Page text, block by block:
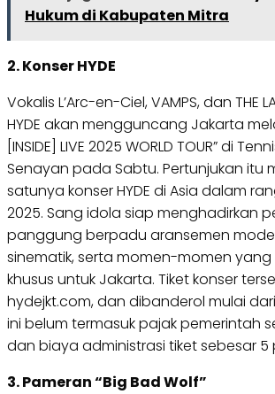
Hukum di Kabupaten Mitra
2. Konser HYDE
Vokalis L’Arc-en-Ciel, VAMPS, dan THE
HYDE akan mengguncang Jakarta
[INSIDE] LIVE 2025 WORLD TOUR” di
Senayan pada Sabtu. Pertunjukan itu
satunya konser HYDE di Asia dalam
2025. Sang idola siap menghadirkan
panggung berpadu aransemen
sinematik, serta momen-momen
khusus untuk Jakarta. Tiket konser
hydejkt.com, dan dibanderol mulai dari
ini belum termasuk pajak pemerintah
dan biaya administrasi tiket sebesar 5
3. Pameran “Big Bad Wolf”